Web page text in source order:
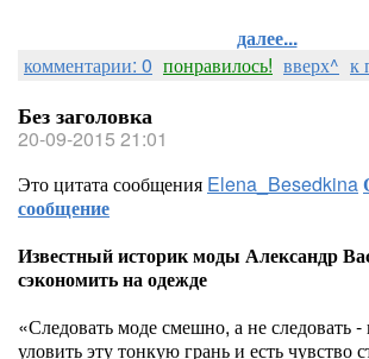
далее...
комментарии: 0 понравилось! вверх^ к
Без заголовка
20-09-2015 21:01
Это цитата сообщения Elena_Besedkina
сообщение
Известный историк моды Александр
сэкономить на одежде
«Следовать моде смешно, а не следовать
уловить эту тонкую грань и есть чувство